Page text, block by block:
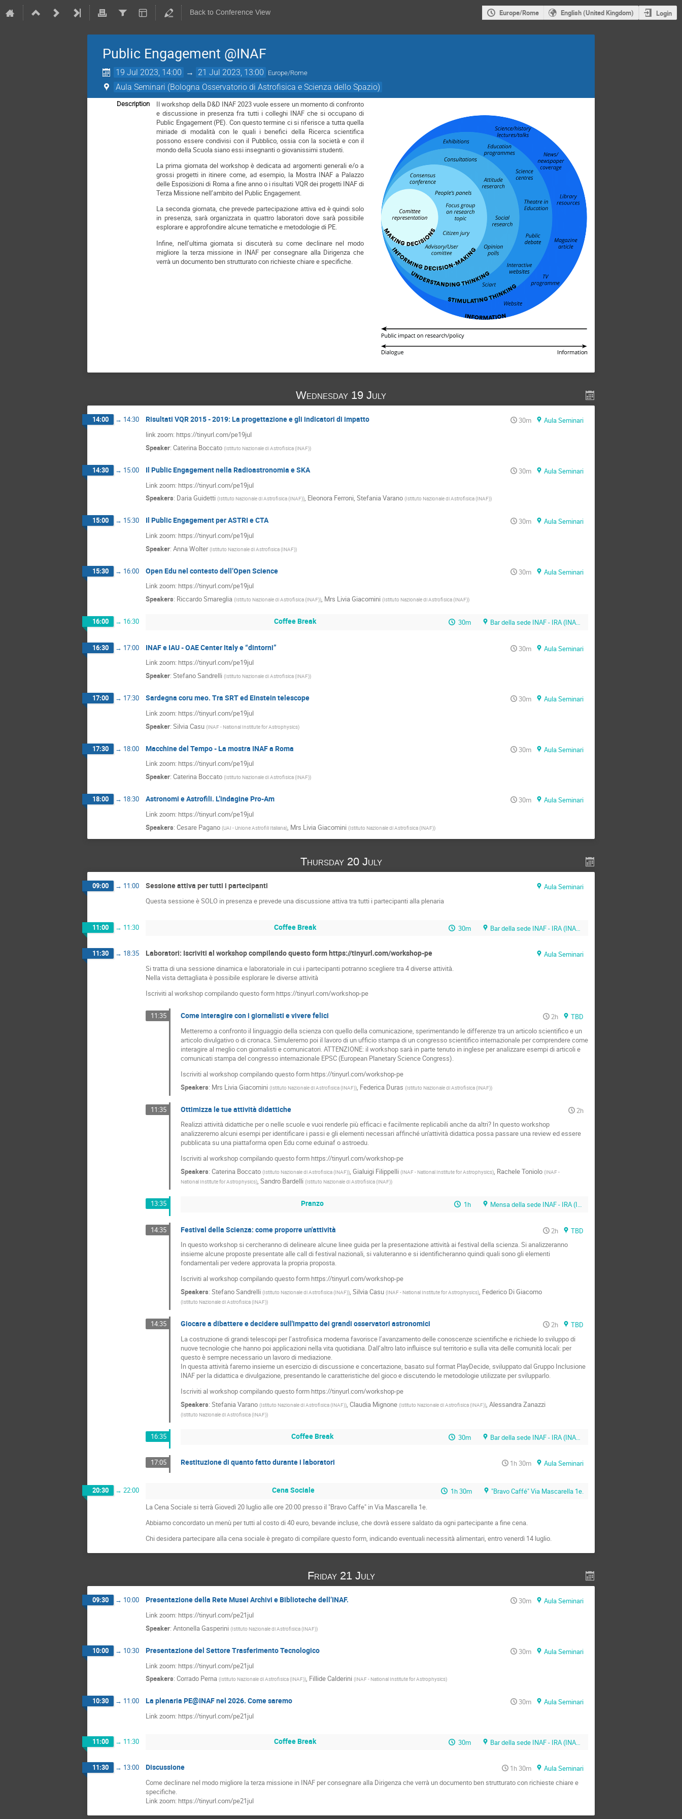
Back to Conference View Europe/Rome English (United Kingdom) Login
Public Engagement @INAF
19 Jul 2023, 14:00 → 21 Jul 2023, 13:00 Europe/Rome
Aula Seminari (Bologna Osservatorio di Astrofisica e Scienza dello Spazio)
Description
Il workshop della D&D INAF 2023 vuole essere un momento di confronto
e discussione in presenza fra tutti i colleghi INAF che si occupano di
Public Engagement (PE). Con questo termine ci si riferisce a tutta quella
miriade di modalità con le quali i benefici della Ricerca scientifica
possono essere condivisi con il Pubblico, ossia con la società e con il
mondo della Scuola siano essi insegnanti o giovanissimi studenti.
La prima giornata del workshop è dedicata ad argomenti generali e/o a
grossi progetti in itinere come, ad esempio, la Mostra INAF a Palazzo
delle Esposizioni di Roma a fine anno o i risultati VQR dei progetti INAF di
Terza Missione nell’ambito del Public Engagement.
La seconda giornata, che prevede partecipazione attiva ed è quindi solo
in presenza, sarà organizzata in quattro laboratori dove sarà possibile
esplorare e approfondire alcune tematiche e metodologie di PE.
Infine, nell’ultima giornata si discuteràsu come declinare nel modo
migliore la terza missione in INAF per consegnare alla Dirigenza che
verrà un documento ben strutturato con richieste chiare e specifiche.
Wednesday 19 July
14:00 → 14:30 Risultati VQR 2015 - 2019: La progettazione e gli indicatori di impatto 30m
Aula Seminari
link zoom: https://tinyurl.com/pe19jul
Speaker: Caterina Boccato (Istituto Nazionale di Astrofisica (INAF))
14:30 → 15:00 Il Public Engagement nella Radioastronomia e SKA 30m
Aula Seminari
Link zoom: https://tinyurl.com/pe19jul
Speakers: Daria Guidetti (Istituto Nazionale di Astrofisica (INAF)), Eleonora Ferroni, Stefania Varano (Istituto Nazionale di Astrofisica (INAF))
15:00 → 15:30 Il Public Engagement per ASTRI e CTA 30m
Aula Seminari
Link zoom: https://tinyurl.com/pe19jul
Speaker: Anna Wolter (Istituto Nazionale di Astrofisica (INAF))
15:30 → 16:00 Open Edu nel contesto dell’Open Science 30m
Aula Seminari
Link zoom: https://tinyurl.com/pe19jul
Speakers: Riccardo Smareglia (Istituto Nazionale di Astrofisica (INAF)), Mrs Livia Giacomini (Istituto Nazionale di Astrofisica (INAF))
16:00 → 16:30 Coffee Break 30m Bar della sede INAF - IRA (INAF - CNR)
16:30 → 17:00 INAF e IAU - OAE Center Italy e “dintorni” 30m
Aula Seminari
Link zoom: https://tinyurl.com/pe19jul
Speaker: Stefano Sandrelli (Istituto Nazionale di Astrofisica (INAF))
17:00 → 17:30 Sardegna coru meo. Tra SRT ed Einstein telescope 30m
Aula Seminari
Link zoom: https://tinyurl.com/pe19jul
Speaker: Silvia Casu (INAF - National Institute for Astrophysics)
17:30 → 18:00 Macchine del Tempo - La mostra INAF a Roma 30m
Aula Seminari
Link zoom: https://tinyurl.com/pe19jul
Speaker: Caterina Boccato (Istituto Nazionale di Astrofisica (INAF))
18:00 → 18:30 Astronomi e Astrofili. L’indagine Pro-Am 30m
Aula Seminari
Link zoom: https://tinyurl.com/pe19jul
Speakers: Cesare Pagano (UAI - Unione Astrofili Italiana), Mrs Livia Giacomini (Istituto Nazionale di Astrofisica (INAF))
Thursday 20 July
09:00 → 11:00 Sessione attiva per tutti i partecipanti
Aula Seminari
Questa sessione è SOLO in presenza e prevede una discussione attiva tra tutti i partecipanti alla plenaria
11:00 → 11:30 Coffee Break 30m Bar della sede INAF - IRA (INAF - CNR)
11:30 → 18:35 Laboratori: Iscriviti al workshop compilando questo form https://tinyurl.com/workshop-pe
Aula Seminari
Si tratta di una sessione dinamica e laboratoriale in cui i partecipanti potranno scegliere tra 4 diverse attività.
Nella vista dettagliata è possibile esplorare le diverse attività
Iscriviti al workshop compilando questo form https://tinyurl.com/workshop-pe
11:35 Come interagire con i giornalisti e vivere felici 2h
TBD
Metteremo a confronto il linguaggio della scienza con quello della comunicazione, sperimentando le differenze tra un articolo scientifico e un
articolo divulgativo o di cronaca. Simuleremo poi il lavoro di un ufficio stampa di un congresso scientifico internazionale per comprendere come
interagire al meglio con giornalisti e comunicatori. ATTENZIONE: il workshop sarà in parte tenuto in inglese per analizzare esempi di articoli e
comunicati stampa del congresso internazionale EPSC (European Planetary Science Congress).
Iscriviti al workshop compilando questo form https://tinyurl.com/workshop-pe
Speakers: Mrs Livia Giacomini (Istituto Nazionale di Astrofisica (INAF)), Federica Duras (Istituto Nazionale di Astrofisica (INAF))
11:35 Ottimizza le tue attività didattiche
2h
Realizzi attività didattiche per o nelle scuole e vuoi renderle più efficaci e facilmente replicabili anche da altri? In questo workshop
analizzeremo alcuni esempi per identificare i passi e gli elementi necessari affinché un'attività didattica possa passare una review ed essere
pubblicata su una piattaforma open Edu come eduinaf o astroedu.
Iscriviti al workshop compilando questo form https://tinyurl.com/workshop-pe
Speakers: Caterina Boccato (Istituto Nazionale di Astrofisica (INAF)), Gialuigi Filippelli (INAF - National Institute for Astrophysics), Rachele Toniolo (INAF -
National Institute for Astrophysics), Sandro Bardelli (Istituto Nazionale di Astrofisica (INAF))
13:35 Pranzo 1h Mensa della sede INAF - IRA (INAF - CNR)
14:35 Festival della Scienza: come proporre un'attività 2h
TBD
In questo workshop si cercheranno di delineare alcune linee guida per la presentazione attività ai festival della scienza. Si analizzeranno
insieme alcune proposte presentate alle call di festival nazionali, si valuteranno e si identificheranno quindi quali sono gli elementi
fondamentali per vedere approvata la propria proposta.
Iscriviti al workshop compilando questo form https://tinyurl.com/workshop-pe
Speakers: Stefano Sandrelli (Istituto Nazionale di Astrofisica (INAF)), Silvia Casu (INAF - National Institute for Astrophysics), Federico Di Giacomo
(Istituto Nazionale di Astrofisica (INAF))
14:35 Giocare a dibattere e decidere sull'impatto dei grandi osservatori astronomici 2h
TBD
La costruzione di grandi telescopi per l’astrofisica moderna favorisce l’avanzamento delle conoscenze scientifiche e richiede lo sviluppo di
nuove tecnologie che hanno poi applicazioni nella vita quotidiana. Dall’altro lato influisce sul territorio e sulla vita delle comunità locali: per
questo è sempre necessario un lavoro di mediazione.
In questa attività faremo insieme un esercizio di discussione e concertazione, basato sul format PlayDecide, sviluppato dal Gruppo Inclusione
INAF per la didattica e divulgazione, presentando le caratteristiche del gioco e discutendo le metodologie utilizzate per svilupparlo.
Iscriviti al workshop compilando questo form https://tinyurl.com/workshop-pe
Speakers: Stefania Varano (Istituto Nazionale di Astrofisica (INAF)), Claudia Mignone (Istituto Nazionale di Astrofisica (INAF)), Alessandra Zanazzi
(Istituto Nazionale di Astrofisica (INAF))
16:35 Coffee Break 30m Bar della sede INAF - IRA (INAF - CNR)
17:05 Restituzione di quanto fatto durante i laboratori 1h 30m Aula Seminari
20:30 → 22:00 Cena Sociale 1h 30m
"Bravo Caffé" Via Mascarella 1e.
La Cena Sociale si terrà Giovedì 20 luglio alle ore 20:00 presso il "Bravo Caffe" in Via Mascarella 1e.
Abbiamo concordato un menù per tutti al costo di 40 euro, bevande incluse, che dovrà essere saldato da ogni partecipante a fine cena.
Chi desidera partecipare alla cena sociale è pregato di compilare questo form, indicando eventuali necessità alimentari, entro venerdì 14 luglio.
Friday 21 July
09:30 → 10:00 Presentazione della Rete Musei Archivi e Biblioteche dell’INAF. 30m
Aula Seminari
Link zoom: https://tinyurl.com/pe21jul
Speaker: Antonella Gasperini (Istituto Nazionale di Astrofisica (INAF))
10:00 → 10:30 Presentazione del Settore Trasferimento Tecnologico 30m
Aula Seminari
Link zoom: https://tinyurl.com/pe21jul
Speakers: Corrado Perna (Istituto Nazionale di Astrofisica (INAF)), Fillide Calderini (INAF - National Institute for Astrophysics)
10:30 → 11:00 La plenaria PE@INAF nel 2026. Come saremo 30m
Aula Seminari
Link zoom: https://tinyurl.com/pe21jul
11:00 → 11:30 Coffee Break 30m Bar della sede INAF - IRA (INAF - CNR)
11:30 → 13:00 Discussione 1h 30m
Aula Seminari
Come declinare nel modo migliore la terza missione in INAF per consegnare alla Dirigenza che verrà un documento ben strutturato con richieste chiare e
specifiche.
Link zoom: https://tinyurl.com/pe21jul